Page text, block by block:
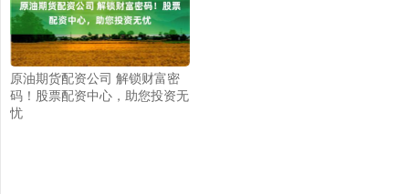
原油期货配资公司 解锁财富密
码！股票配资中心，助您投资无
忧